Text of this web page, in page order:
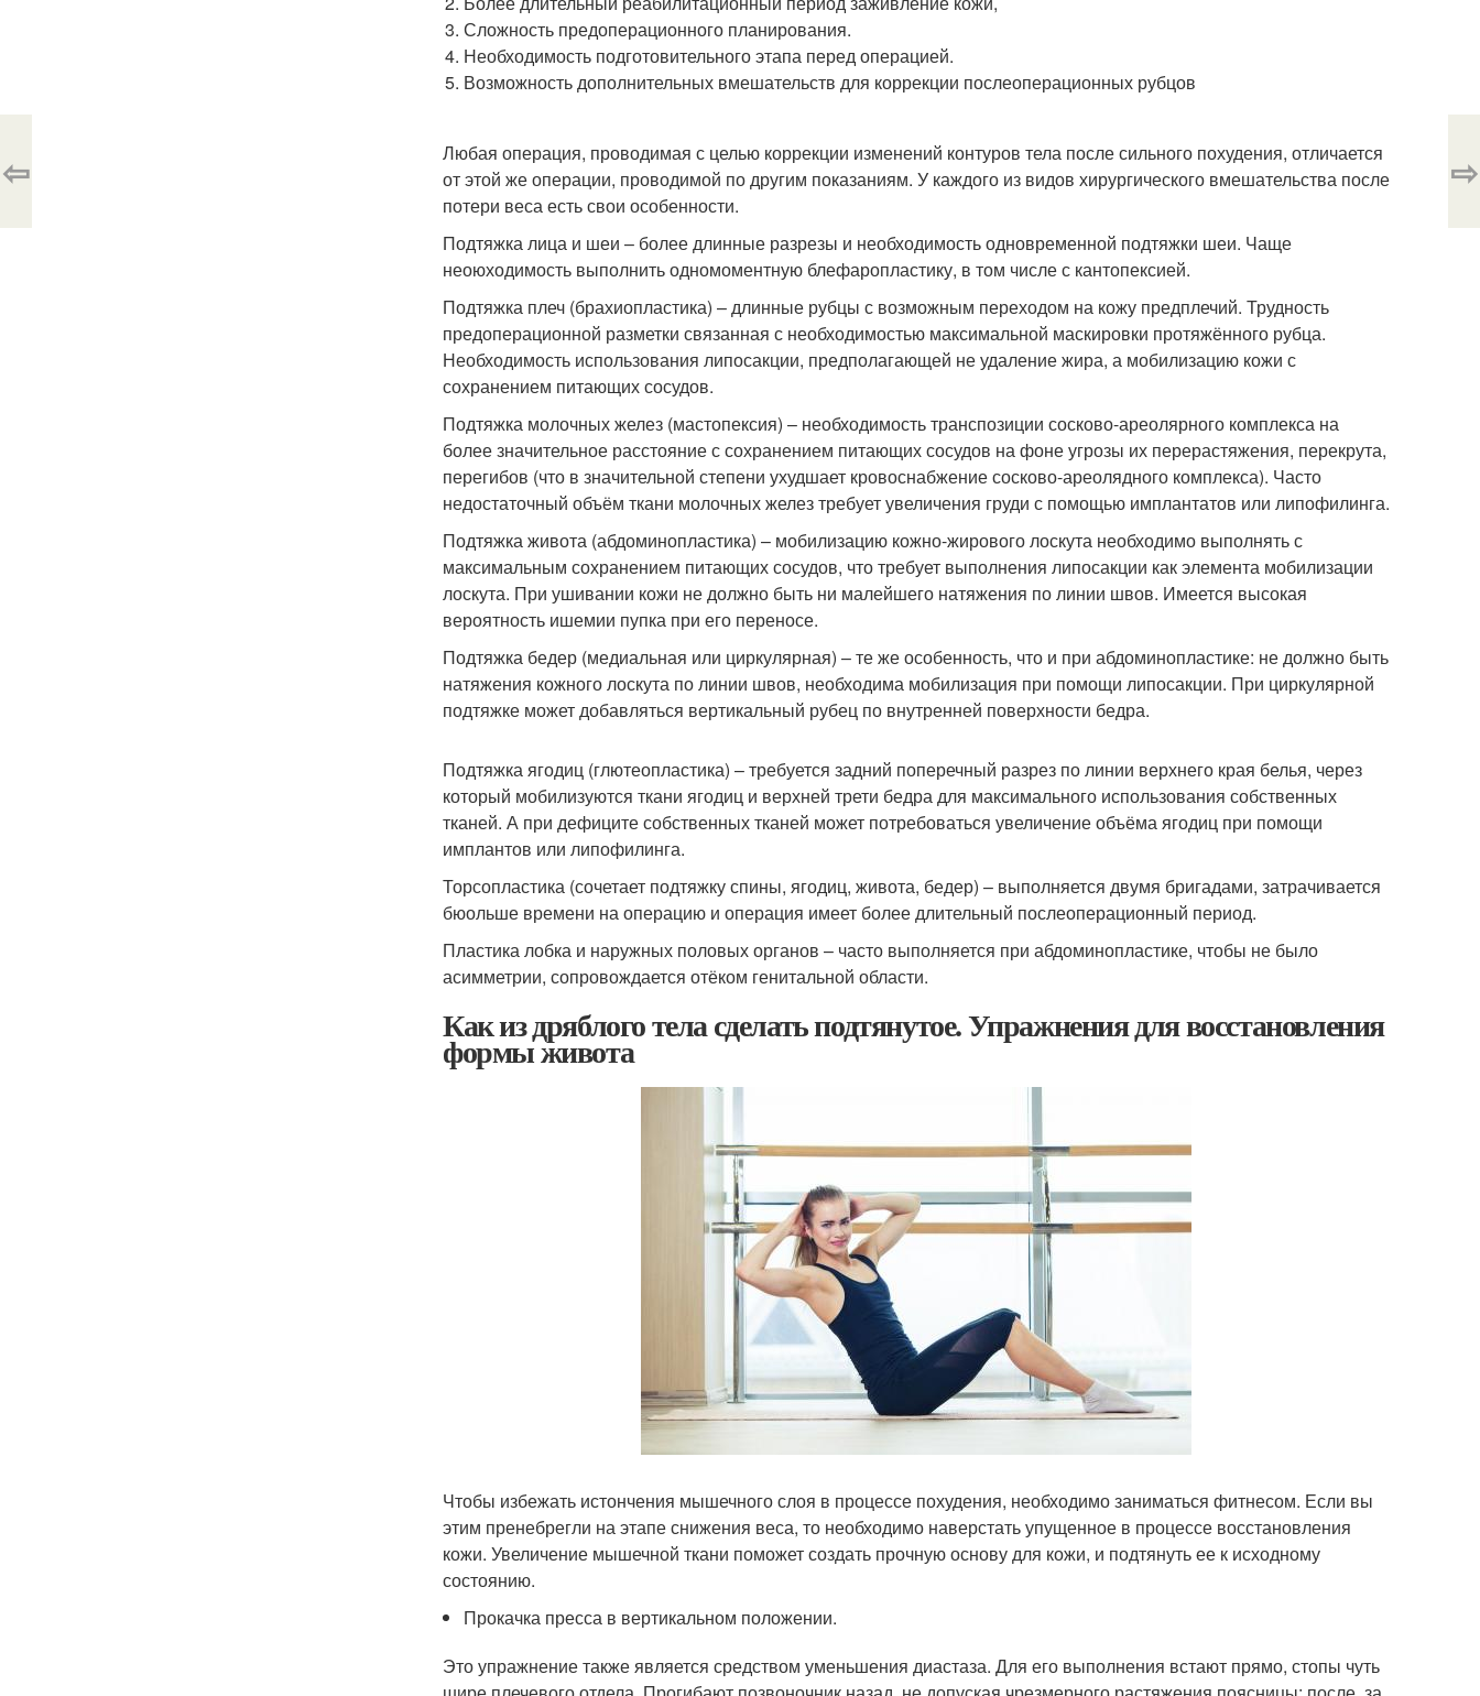
Сложность предоперационного планирования.
Необходимость подготовительного этапа перед операцией.
Возможность дополнительных вмешательств для коррекции послеоперационных рубцов
Любая операция, проводимая с целью коррекции изменений контуров тела после сильного похудения, отличается
от этой же операции, проводимой по другим показаниям. У каждого из видов хирургического вмешательства после
потери веса есть свои особенности.
Подтяжка лица и шеи – более длинные разрезы и необходимость одновременной подтяжки шеи. Чаще
неоюходимость выполнить одномоментную блефаропластику, в том числе с кантопексией.
Подтяжка плеч (брахиопластика) – длинные рубцы с возможным переходом на кожу предплечий. Трудность
предоперационной разметки связанная с необходимостью максимальной маскировки протяжённого рубца.
Необходимость использования липосакции, предполагающей не удаление жира, а мобилизацию кожи с
сохранением питающих сосудов.
Подтяжка молочных желез (мастопексия) – необходимость транспозиции сосково-ареолярного комплекса на
более значительное расстояние с сохранением питающих сосудов на фоне угрозы их перерастяжения, перекрута,
перегибов (что в значительной степени ухудшает кровоснабжение сосково-ареолядного комплекса). Часто
недостаточный объём ткани молочных желез требует увеличения груди с помощью имплантатов или липофилинга.
Подтяжка живота (абдоминопластика) – мобилизацию кожно-жирового лоскута необходимо выполнять с
максимальным сохранением питающих сосудов, что требует выполнения липосакции как элемента мобилизации
лоскута. При ушивании кожи не должно быть ни малейшего натяжения по линии швов. Имеется высокая
вероятность ишемии пупка при его переносе.
Подтяжка бедер (медиальная или циркулярная) – те же особенность, что и при абдоминопластике: не должно быть
натяжения кожного лоскута по линии швов, необходима мобилизация при помощи липосакции. При циркулярной
подтяжке может добавляться вертикальный рубец по внутренней поверхности бедра.
Подтяжка ягодиц (глютеопластика) – требуется задний поперечный разрез по линии верхнего края белья, через
который мобилизуются ткани ягодиц и верхней трети бедра для максимального использования собственных
тканей. А при дефиците собственных тканей может потребоваться увеличение объёма ягодиц при помощи
имплантов или липофилинга.
Торсопластика (сочетает подтяжку спины, ягодиц, живота, бедер) – выполняется двумя бригадами, затрачивается
бюольше времени на операцию и операция имеет более длительный послеоперационный период.
Пластика лобка и наружных половых органов – часто выполняется при абдоминопластике, чтобы не было
асимметрии, сопровождается отёком генитальной области.
Как из дряблого тела сделать подтянутое. Упражнения для восстановления
формы живота
Чтобы избежать истончения мышечного слоя в процессе похудения, необходимо заниматься фитнесом. Если вы
этим пренебрегли на этапе снижения веса, то необходимо наверстать упущенное в процессе восстановления
кожи. Увеличение мышечной ткани поможет создать прочную основу для кожи, и подтянуть ее к исходному
состоянию.
Прокачка пресса в вертикальном положении.
Это упражнение также является средством уменьшения диастаза. Для его выполнения встают прямо, стопы чуть
⇦ ⇨